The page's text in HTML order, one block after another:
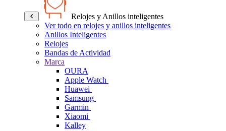
Relojes y Anillos inteligentes
Ver todo en relojes y anillos inteligentes
Anillos Inteligentes
Relojes
Bandas de Actividad
Marca
OURA
Apple Watch
Huawei
Samsung
Garmin
Xiaomi
Kalley